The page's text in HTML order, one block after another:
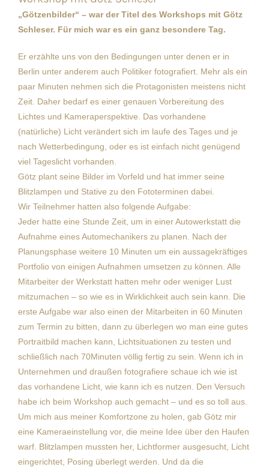
„Götzenbilder“ – war der Titel des Workshops mit Götz
Schleser. Für mich war es ein ganz besondere Tag.
Er erzählte uns von den Bedingungen unter denen er in
Berlin unter anderem auch Politiker fotografiert. Mehr als ein
paar Minuten nehmen sich die Protagonisten meistens nicht
Zeit. Daher bedarf es einer genauen Vorbereitung des
Lichtes und Kameraperspektive. Das vorhandene
(natürliche) Licht verändert sich im laufe des Tages und je
nach Wetterbedingung, oder es ist einfach nicht genügend
viel Tageslicht vorhanden.
Götz plant seine Bilder im Vorfeld und hat immer seine
Blitzlampen und Stative zu den Fototerminen dabei.
Wir Teilnehmer hatten also folgende Aufgabe:
Jeder hatte eine Stunde Zeit, um in einer Autowerkstatt die
Aufnahme eines Automechanikers zu planen. Nach der
Planungsphase weitere 10 Minuten um ein aussagekräftiges
Portfolio von einigen Aufnahmen umsetzen zu können. Alle
Mitarbeiter der Werkstatt hatten mehr oder weniger Lust
mitzumachen – so wie es in Wirklichkeit auch sein kann. Die
erste Aufgabe war also einen der Mitarbeiten in 60 Minuten
zum Termin zu bitten, dann zu überlegen wo man eine gutes
Portraitbild machen kann, Lichtsituationen zu testen und
schließlich nach 70Minuten völlig fertig zu sein. Wenn ich in
Unternehmen und draußen fotografiere schaue ich wie ist
das vorhandene Licht, wie kann ich es nutzen. Den Versuch
habe ich beim Workshop auch gemacht – und es so toll aus.
Um mich aus meiner Komfortzone zu holen, gab Götz mir
eine Kameraeinstellung vor, die meine Idee über den Haufen
warf. Blitzlampen mussten her, Lichtformer ausgesucht, Licht
eingerichtet, Posing überlegt werden. Und da die